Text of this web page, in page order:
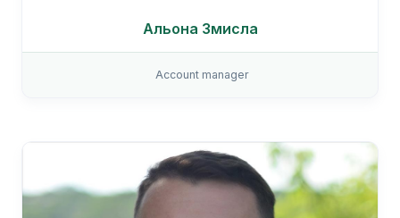
Альона Змисла
Account manager